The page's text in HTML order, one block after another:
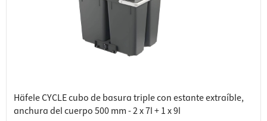
Häfele CYCLE cubo de basura triple con estante extraíble,
anchura del cuerpo 500 mm - 2 x 7l + 1 x 9l